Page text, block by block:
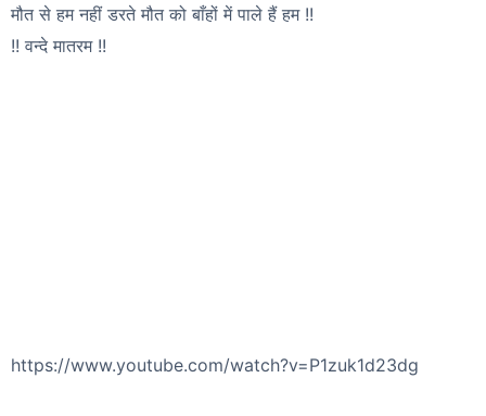
मौत से हम नहीं डरते मौत को बाँहों में पाले हैं हम !!
!! वन्दे मातरम !!
https://www.youtube.com/watch?v=P1zuk1d23dg